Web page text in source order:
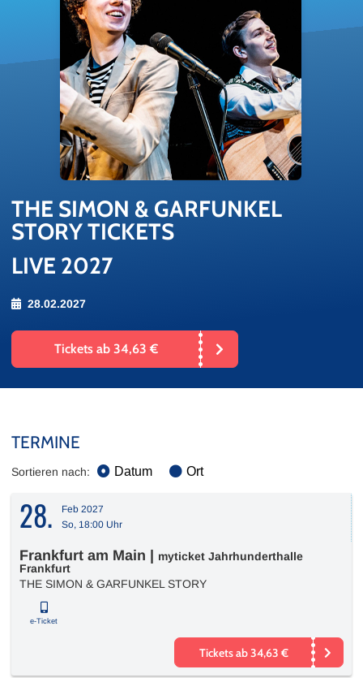
THE SIMON & GAR­FUN­KEL
STORY TI­CKETS
LIVE 2027
28.02.2027
Tickets ab 34,63 €
TERMINE
Sortieren nach: Datum Ort
28.
Feb 2027
So, 18:00 Uhr
Frankfurt am Main
myticket Jahrhunderthalle
Frankfurt
THE SIMON & GARFUNKEL STORY
e-Ticket
Tickets ab 34,63 €